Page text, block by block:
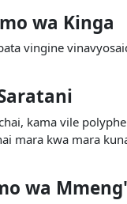
wa Kinga
vingine
kama vile
mara kwa mara
wa